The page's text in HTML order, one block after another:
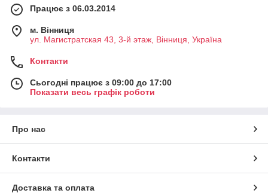
Працює з 06.03.2014
м. Вінниця
ул. Магистратская 43, 3-й этаж, Вінниця, Україна
Контакти
Сьогодні працює з 09:00 до 17:00
Показати весь графік роботи
Про нас
Контакти
Доставка та оплата